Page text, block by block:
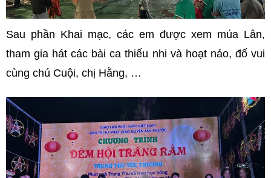
Sau phần Khai mạc, các em được xem múa Lân,
tham gia hát các bài ca thiếu nhi và hoạt náo, đố vui
cùng chú Cuội, chị Hằng, …